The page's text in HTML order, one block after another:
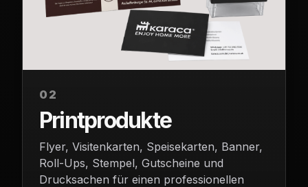
02
Printprodukte
Flyer, Visitenkarten, Speisekarten, Banner,
Roll-Ups, Stempel, Gutscheine und
Drucksachen für einen professionellen